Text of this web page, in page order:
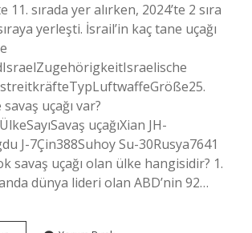
11. sırada yer alırken, 2024’te 2 sıra
yerleşti. İsrail’in kaç tane uçağı
uçağı var?
uçağıXian JH-
J-7Çin388Suhoy Su-30Rusya7641
savaş uçağı olan ülke hangisidir? 1.
dünya lideri olan ABD’nin 92…